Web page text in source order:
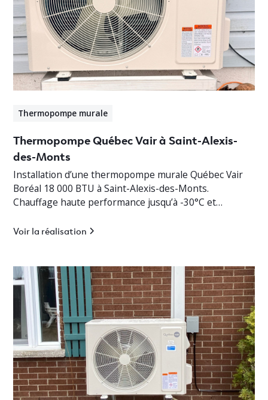
Thermopompe murale
Thermopompe Québec Vair à Saint-Alexis-
des-Monts
Installation d’une thermopompe murale Québec Vair
Boréal 18 000 BTU à Saint-Alexis-des-Monts.
Chauffage haute performance jusqu’à -30°C et
Voir la réalisation